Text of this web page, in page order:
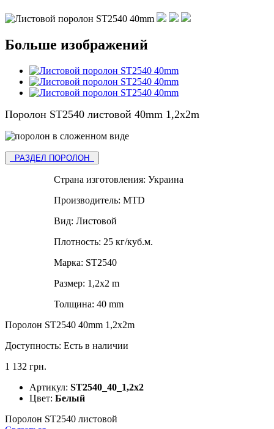
Больше изображений
Поролон ST2540 листовой 40mm 1,2х2m
РАЗДЕЛ ПОРОЛОН
Страна изготовления: Украина
Производитель: MTD
Вид: Листовой
Плотность: 25 кг/куб.м.
Марка: ST2540
Размер: 1,2х2 m
Толщина: 40 mm
Поролон ST2540 40mm 1,2х2m
Доступность: Есть в наличии
1 132 грн.
Артикул: ST2540_40_1,2х2
Цвет: Белый
Поролон ST2540 листовой